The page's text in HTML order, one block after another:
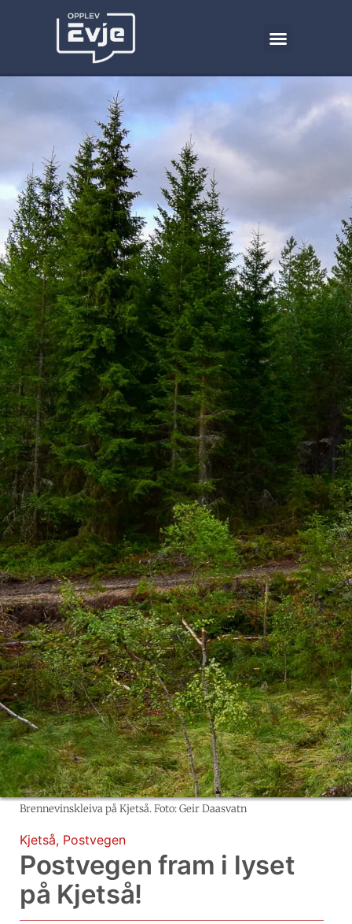
Brennevinskleiva på Kjetså. Foto: Geir Daasvatn
Kjetså, Postvegen
Postvegen fram i lyset
på Kjetså!